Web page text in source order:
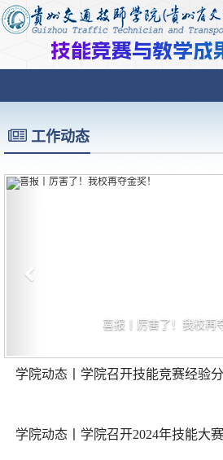
技能竞赛与教学成
工作动态
喜报丨厉害了！我校再
学院动态丨学院召开技能竞赛经验
学院动态丨学院召开2024年技能大